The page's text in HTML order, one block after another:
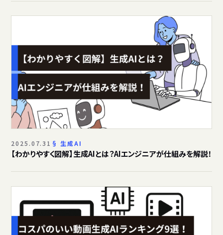
2025.07.31 生成AI
【わかりやすく図解】生成AIとは？AIエンジニアが仕組みを解説！